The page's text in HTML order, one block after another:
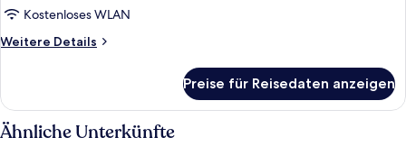
Kostenloses WLAN
Weitere Details
Weitere
Preise für Reisedaten anzeigen
Ähnliche Unterkünfte